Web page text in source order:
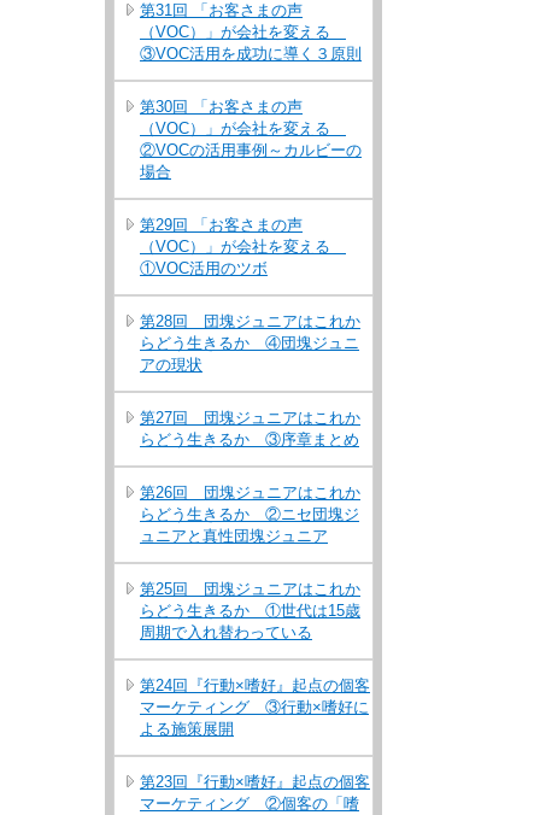
第31回 「お客さまの声
（VOC）」が会社を変える
③VOC活用を成功に導く３原則
第30回 「お客さまの声
（VOC）」が会社を変える
②VOCの活用事例～カルビーの
場合
第29回 「お客さまの声
（VOC）」が会社を変える
①VOC活用のツボ
第28回 団塊ジュニアはこれか
らどう生きるか ④団塊ジュニ
アの現状
第27回 団塊ジュニアはこれか
らどう生きるか ③序章まとめ
第26回 団塊ジュニアはこれか
らどう生きるか ②ニセ団塊ジ
ュニアと真性団塊ジュニア
第25回 団塊ジュニアはこれか
らどう生きるか ①世代は15歳
周期で入れ替わっている
第24回『行動×嗜好』起点の個客
マーケティング ③行動×嗜好に
よる施策展開
第23回『行動×嗜好』起点の個客
マーケティング ②個客の「嗜